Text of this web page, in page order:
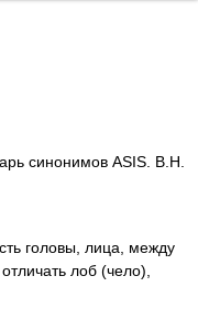
синонимов ASIS. В.Н.
головы, лица, между
лоб (чело),